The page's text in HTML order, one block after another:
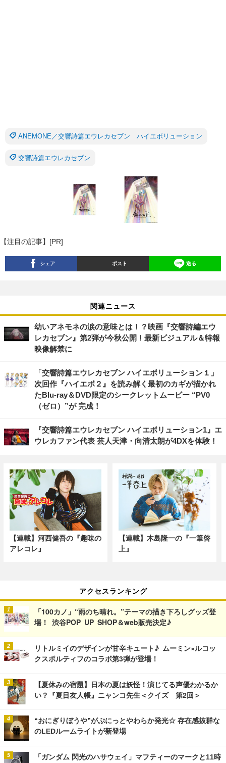
ANEMONE／交響詩篇エウレカセブン ハイエボリューション
交響詩篇エウレカセブン
【注目の記事】[PR]
シェア ポスト 送る
関連ニュース
幼いアネモネの涙の意味とは！？映画『交響詩編エウ
レカセブン』第2弾が今秋公開！最新ビジュアル＆特報
映像解禁に
「交響詩篇エウレカセブン ハイエボリューション１」
次回作『ハイエボ２』を読み解く最初のカギが描かれ
たBlu‐ray＆DVD限定のシークレットムービー “PV0
（ゼロ）”が 完成！
『交響詩篇エウレカセブン ハイエボリューション1』エ
ウレカファン代表 芸人天津・向清太朗が4DXを体験！
【連載】河西健吾の『趣味の
アレコレ』
【連載】木島隆一の『一筆啓
上』
アクセスランキング
「100カノ」“雨のち晴れ。”テーマの描き下ろしグッズ登
場！ 渋谷POP UP SHOP＆web販売決定♪
リトルミイのデザインが甘辛キュート♪ ムーミン×ルコッ
クスポルティフのコラボ第3弾が登場！
【夏休みの宿題】日本の夏は妖怪！演じてる声優わかるか
い？『夏目友人帳』ニャンコ先生＜クイズ 第2回＞
“おにぎりぼうや”がぷにっとやわらか発光☆ 存在感抜群な
のLEDルームライトが新登場
「ガンダム 閃光のハサウェイ」マフティーのマークと11時